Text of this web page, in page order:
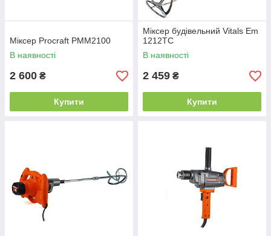
Міксер Procraft PMM2100
В наявності
2 600 ₴
Купити
Міксер будівельний Vitals Em
1212TC
В наявності
2 459 ₴
Купити